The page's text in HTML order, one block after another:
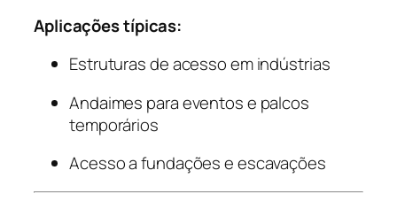
Aplicações típicas:
Estruturas de acesso em indústrias
Andaimes para eventos e palcos
temporários
Acesso a fundações e escavações